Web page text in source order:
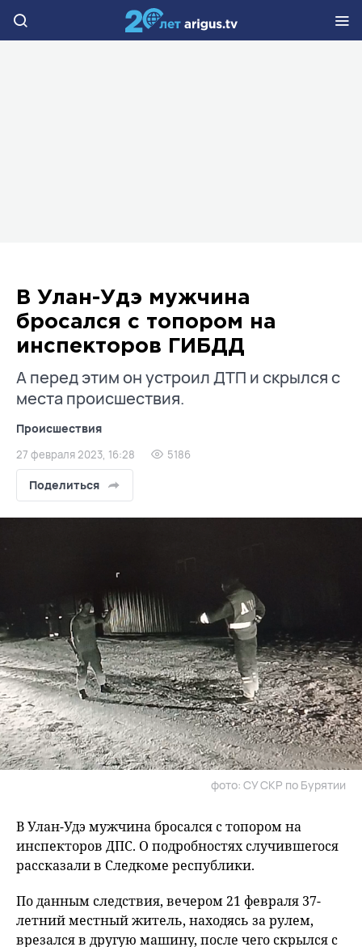
В Улан-Удэ мужчина
бросался с топором на
инспекторов ГИБДД
А перед этим он устроил ДТП и скрылся с
места происшествия.
Происшествия
27 февраля 2023, 16:28 5186
Поделиться
фото: СУ СКР по Бурятии
В Улан-Удэ мужчина бросался с топором на
инспекторов ДПС. О подробностях случившегося
рассказали в Следкоме республики.
По данным следствия, вечером 21 февраля 37-
летний местный житель, находясь за рулем,
врезался в другую машину, после чего скрылся с